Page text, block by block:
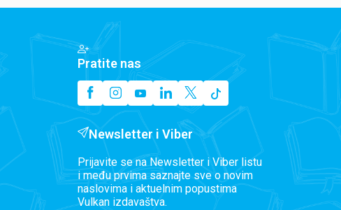
Pratite nas
Newsletter i Viber
Prijavite se na Newsletter i Viber listu
i među prvima saznajte sve o novim
naslovima i aktuelnim popustima
Vulkan izdavaštva.